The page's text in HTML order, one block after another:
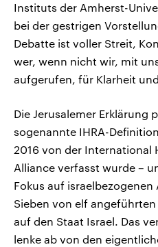
Instituts der Amherst-
bei der gestrigen
Debatte ist voller Streit,
wer, wenn nicht wir, mit
aufgerufen, für Klarheit
Die Jerusalemer Erklärung
sogenannte IHRA-
2016 von der International
Alliance verfasst wurde –
Fokus auf
Sieben von elf
auf den Staat Israel. Das
lenke ab von den